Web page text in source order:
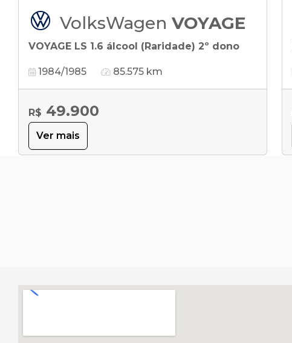
VolksWagen VOYAGE
VOYAGE LS 1.6 álcool (Raridade) 2º dono
1984/1985 85.575 km
R$ 49.900
Ver mais